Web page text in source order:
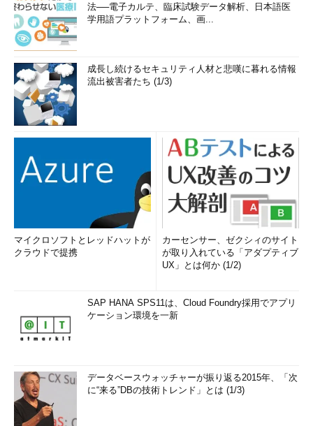
法──電子カルテ、臨床試験データ解析、日本語医
学用語プラットフォーム、画...
成長し続けるセキュリティ人材と悲嘆に暮れる情報
流出被害者たち (1/3)
マイクロソフトとレッドハットが
クラウドで提携
カーセンサー、ゼクシィのサイト
が取り入れている「アダプティブ
UX」とは何か (1/2)
SAP HANA SPS11は、Cloud Foundry採用でアプリ
ケーション環境を一新
データベースウォッチャーが振り返る2015年、「次
に“来る”DBの技術トレンド」とは (1/3)